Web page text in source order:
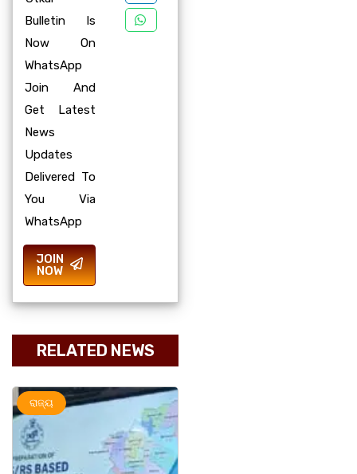
Bulletin Is
Now On
WhatsApp
Join And
Get Latest
News
Updates
Delivered To
You Via
WhatsApp
JOIN
NOW
RELATED NEWS
ରାଜ୍ୟ